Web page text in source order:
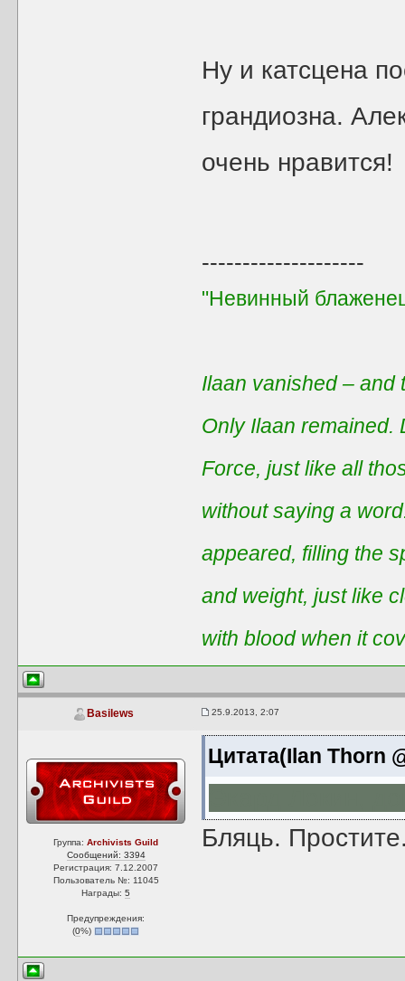
Ну и катсцена
грандиозна.
очень нравится!
--------------------
"Невинный
Ilaan vanished – and
Only Ilaan remained.
Force, just like all
without saying a
appeared, filling the
and weight, just like
with blood when it
Basilews 25.9.2013, 2:07
Группа:Archivists Guild
Сообщений: 3394
Регистрация: 7.12.2007
Пользователь №: 11045
Награды:5
Предупреждения:
(0%)
Цитата(Ilan Thorn
Бляць.